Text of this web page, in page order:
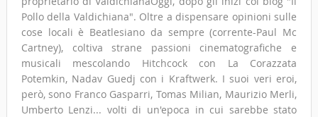
Pollo della Valdichiana". Oltre a dispensare opinioni sulle
cose locali è Beatlesiano da sempre (corrente-Paul Mc
Cartney), coltiva strane passioni cinematografiche e
musicali mescolando Hitchcock con La Corazzata
Potemkin, Nadav Guedj con i Kraftwerk. I suoi veri eroi,
però, sono Franco Gasparri, Tomas Milian, Maurizio Merli,
Umberto Lenzi... volti di un'epoca in cui sarebbe stato